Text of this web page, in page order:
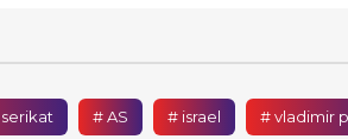
# AS # israel # vladimir